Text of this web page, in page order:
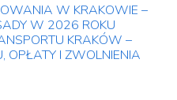
W KRAKOWIE –
W 2026 ROKU
KRAKÓW –
OPŁATY I ZWOLNIENIA